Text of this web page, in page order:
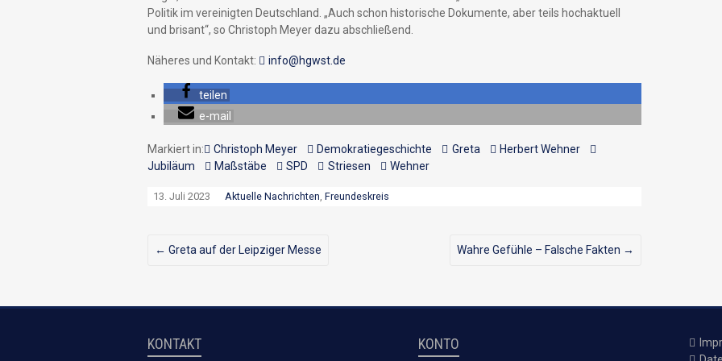
Politik im vereinigten Deutschland. „Auch schon historische Dokumente, aber teils hochaktuell
und brisant“, so Christoph Meyer dazu abschließend.
Näheres und Kontakt: info@hgwst.de
teilen
e-mail
Markiert in: Christoph Meyer Demokratiegeschichte Greta
Herbert Wehner
Jubiläum
Maßstäbe SPD Striesen Wehner
13. Juli 2023 Aktuelle Nachrichten, Freundeskreis
← Greta auf der Leipziger Messe Wahre Gefühle – Falsche Fakten →
KONTAKT KONTO